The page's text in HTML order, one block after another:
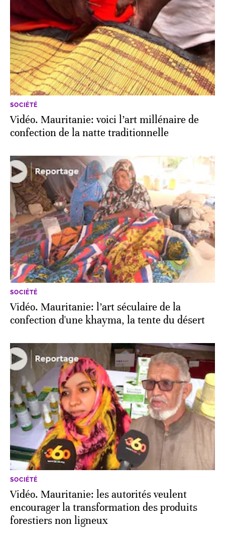
SOCIÉTÉ
Vidéo. Mauritanie: voici l’art millénaire de
confection de la natte traditionnelle
SOCIÉTÉ
Vidéo. Mauritanie: l’art séculaire de la
confection d'une khayma, la tente du désert
SOCIÉTÉ
Vidéo. Mauritanie: les autorités veulent
encourager la transformation des produits
forestiers non ligneux